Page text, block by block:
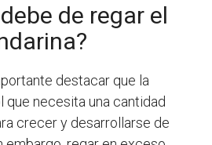
de regar el
destacar que la
que necesita una cantidad
crecer y desarrollarse de